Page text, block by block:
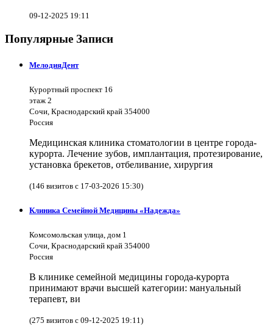
09-12-2025 19:11
Популярные Записи
МелодияДент
Курортный проспект 16
этаж 2
Сочи, Краснодарский край 354000
Россия
Медицинская клиника стоматологии в центре города-
курорта. Лечение зубов, имплантация, протезирование,
установка брекетов, отбеливание, хирургия
(146 визитов с 17-03-2026 15:30)
Клиника Семейной Медицины «Надежда»
Комсомольская улица, дом 1
Сочи, Краснодарский край 354000
Россия
В клинике семейной медицины города-курорта
принимают врачи высшей категории: мануальный
терапевт, ви
(275 визитов с 09-12-2025 19:11)